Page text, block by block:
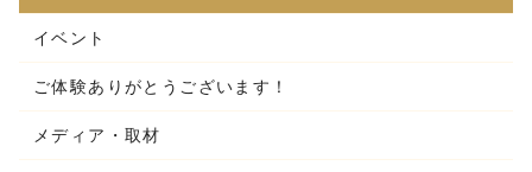
イベント
ご体験ありがとうございます！
メディア・取材